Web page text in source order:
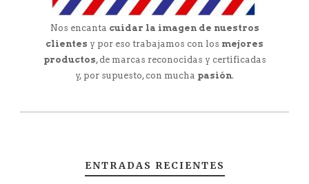
Nos encanta cuidar la imagen de nuestros
clientes y por eso trabajamos con los mejores
productos, de marcas reconocidas y certificadas
y, por supuesto, con mucha pasión.
ENTRADAS RECIENTES